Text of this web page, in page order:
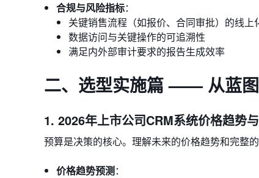
合规与风险指标：
关键销售流程（如报价、合同审批）的线上
数据访问与关键操作的可追溯性
满足内外部审计要求的报告生成效率
二、选型实施篇 —— 从蓝
1. 2026年上市公司CRM系统价格趋势
预算是决策的核心。理解未来的价格趋势和完整
价格趋势预测：